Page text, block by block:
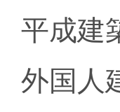
平成
外国人